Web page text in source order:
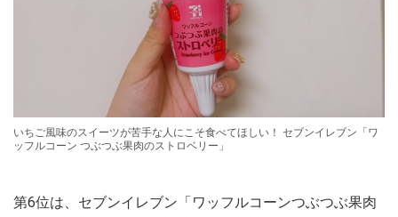
いちご風味のスイーツが苦手な人にこそ食べてほしい！ セブンイレブン「ワ
ッフルコーン つぶつぶ果肉のストロベリー」
第6位は、セブンイレブン「ワッフルコーンつぶつぶ果肉